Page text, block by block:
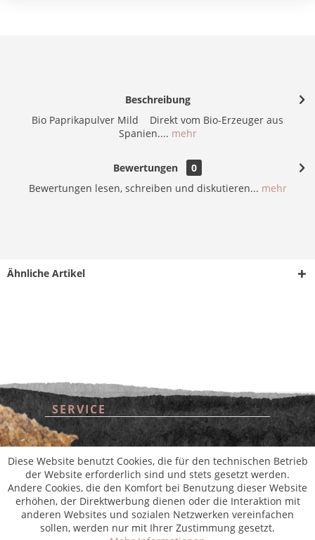
Beschreibung
Bio Paprikapulver Mild Direkt vom Bio-Erzeuger aus
Spanien.... mehr
Bewertungen
0
Bewertungen lesen, schreiben und diskutieren... mehr
Ähnliche Artikel
SERVICE
SHOP SERVICE
INFORMATIONEN
NEWSLETTER
* Alle Preise inkl. gesetzl. Mehrwertsteuer zzgl.Versandkostenund ggf.
Nachnahmegebühren, wenn nicht anders beschrieben
aus der digitalenwollwinderei
Diese Website benutzt Cookies, die für den technischen Betrieb
der Website erforderlich sind und stets gesetzt werden.
Andere Cookies, die den Komfort bei Benutzung dieser Website
erhöhen, der Direktwerbung dienen oder die Interaktion mit
anderen Websites und sozialen Netzwerken vereinfachen
sollen, werden nur mit Ihrer Zustimmung gesetzt.